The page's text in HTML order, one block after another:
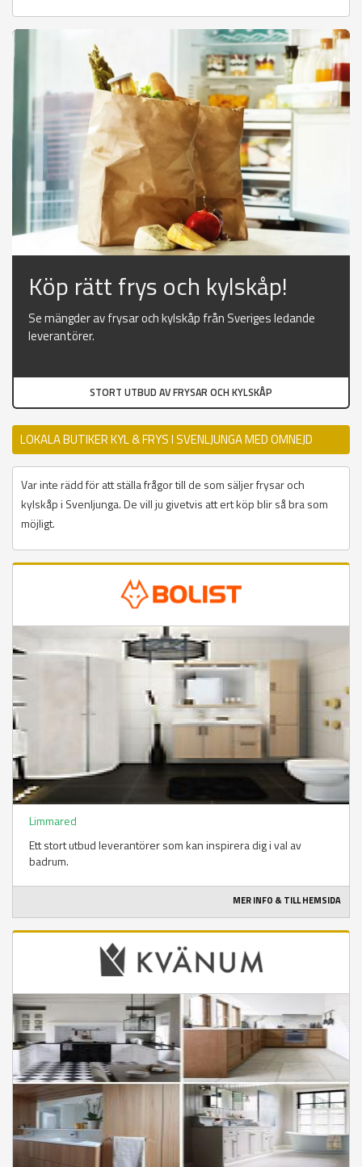
Köp rätt frys och kylskåp!
Se mängder av frysar och kylskåp från Sveriges ledande
leverantörer.
STORT UTBUD AV FRYSAR OCH KYLSKÅP
LOKALA BUTIKER KYL & FRYS I SVENLJUNGA MED OMNEJD
Var inte rädd för att ställa frågor till de som säljer frysar och
kylskåp i Svenljunga. De vill ju givetvis att ert köp blir så bra som
möjligt.
Limmared
Ett stort utbud leverantörer som kan inspirera dig i val av
badrum.
MER INFO & TILL HEMSIDA